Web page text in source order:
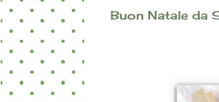
Buon Natale da